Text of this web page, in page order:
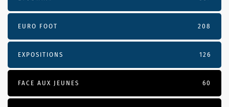
EURO FOOT 208
EXPOSITIONS 126
FACE AUX JEUNES 60